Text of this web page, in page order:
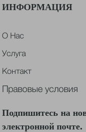
ИНФОРМАЦИЯ
О Нас
Услуга
Контакт
Правовые условия
Подпишитесь на
электронной почте.